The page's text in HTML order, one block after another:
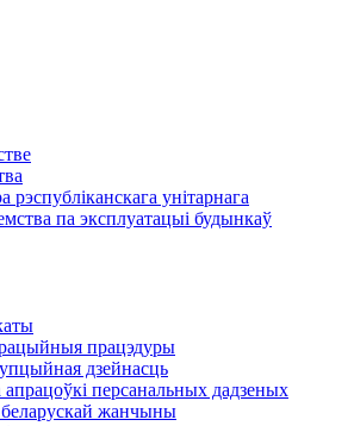
рэспубліканскага унітарнага
па эксплуатацыі будынкаў
працэдуры
дзейнасць
апрацоўкі персанальных дадзеных
жанчыны